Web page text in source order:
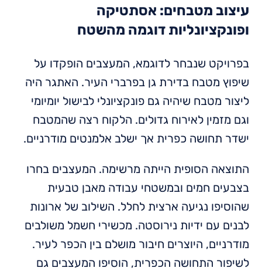
עיצוב מטבחים: אסתטיקה
ופונקציונליות דוגמה מהשטח
בפרויקט שנבחר לדוגמא, המעצבים הופקדו על
שיפוץ מטבח בדירת גן בפרברי העיר. האתגר היה
ליצור מטבח שיהיה גם פונקציונלי לבישול יומיומי
וגם מזמין לאירוח גדולים. הלקוח רצה שהמטבח
ישדר תחושה כפרית אך ישלב אלמנטים מודרניים.
התוצאה הסופית הייתה מרשימה. המעצבים בחרו
בצבעים חמים ובמשטחי עבודה מאבן טבעית
שהוסיפו נגיעה ארצית לחלל. השילוב של ארונות
לבנים עם ידיות נירוסטה. מכשירי חשמל משולבים
מודרניים, היוצרים חיבור מושלם בין הכפר לעיר.
לשיפור התחושה הכפרית, הוסיפו המעצבים גם